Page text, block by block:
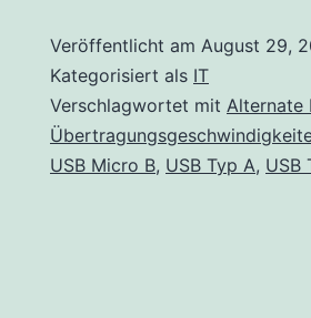
und
Alternate
Mode
Veröffentlicht am August 29,
Kategorisiert als IT
Verschlagwortet mit Alternate
USB Micro B, USB Typ A, USB